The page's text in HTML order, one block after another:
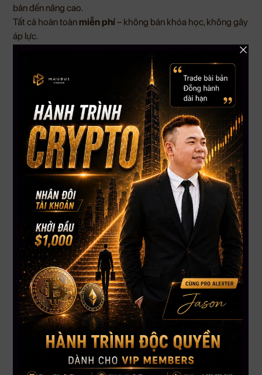
bản đến nâng cao.
Tất cả hoàn toàn miễn phí– không bán khóa học, không gây
áp lực.
Hành trình thành công bắt đầu từ bước đầu tiên
Trading không phải trò chơi may rủi. Thành công trong thị
trường này đòi hỏi kiến thức đúng, tư duy đúng và một người
dẫn đường có tâm.
Và bước đầu tiên của hành trình đó là: HIỂU RÕ CHÍNH
MÌNH.
Đặt lịch tư vấn 1:1 ngay hôm nay– hoàn toàn miễn phí,
không ràng buộc.
Đây không chỉ là buổi trò chuyện – mà là nền tảng cho
một khởi đầu đúng đắn và an toàn hơn.
Mau Bui Finance – Học trading bài bản. Không hype. Không
mơ mộng. Chỉ có thực tế và kết quả.
——————–
MAU BUI FINANCE – Với sứ mệnh giúp hàng triệu người Việt
toàn cầu hiểu biết hơn về đầu tư tài chánh
Hotline: +1 866-212-3389
MauBuiFinance.com
Tham gia Discord VIP Group:
https://go.maubuifinance.com/vip2